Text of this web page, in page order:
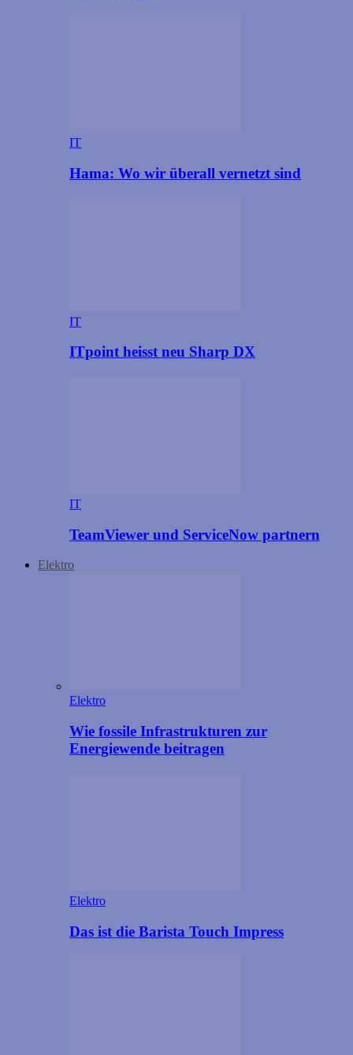
IT
Hama: Wo wir überall vernetzt sind
IT
ITpoint heisst neu Sharp DX
IT
TeamViewer und ServiceNow partnern
Elektro
Elektro
Wie fossile Infrastrukturen zur
Energiewende beitragen
Elektro
Das ist die Barista Touch Impress